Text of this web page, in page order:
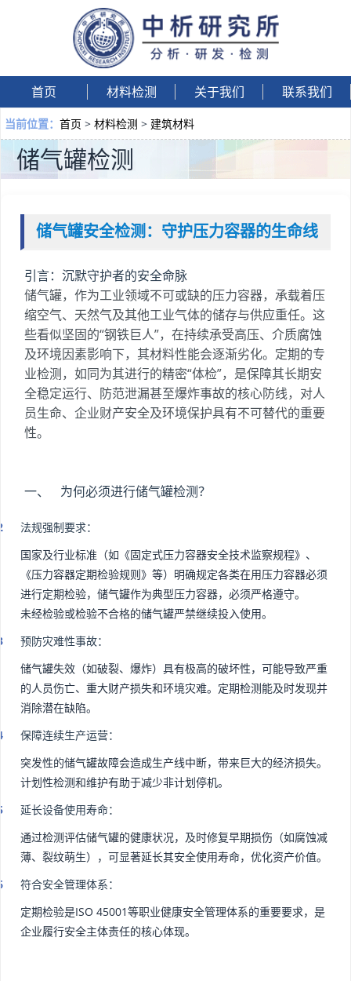
首页 材料检测 关于我们 联系我们
当前位置： 首页 > 材料检测 > 建筑材料
储气罐检测
储气罐安全检测：守护压力容器的生命线
引言：沉默守护者的安全命脉
储气罐，作为工业领域不可或缺的压力容器，承载着压
缩空气、天然气及其他工业气体的储存与供应重任。这
些看似坚固的“钢铁巨人”，在持续承受高压、介质腐蚀
及环境因素影响下，其材料性能会逐渐劣化。定期的专
业检测，如同为其进行的精密“体检”，是保障其长期安
全稳定运行、防范泄漏甚至爆炸事故的核心防线，对人
员生命、企业财产安全及环境保护具有不可替代的重要
性。
一、 为何必须进行储气罐检测？
法规强制要求：
国家及行业标准（如《固定式压力容器安全技术监察规程》、
《压力容器定期检验规则》等）明确规定各类在用压力容器必须
进行定期检验，储气罐作为典型压力容器，必须严格遵守。
未经检验或检验不合格的储气罐严禁继续投入使用。
预防灾难性事故：
储气罐失效（如破裂、爆炸）具有极高的破坏性，可能导致严重
的人员伤亡、重大财产损失和环境灾难。定期检测能及时发现并
消除潜在缺陷。
保障连续生产运营：
突发性的储气罐故障会造成生产线中断，带来巨大的经济损失。
计划性检测和维护有助于减少非计划停机。
延长设备使用寿命：
通过检测评估储气罐的健康状况，及时修复早期损伤（如腐蚀减
薄、裂纹萌生），可显著延长其安全使用寿命，优化资产价值。
符合安全管理体系：
定期检验是ISO 45001等职业健康安全管理体系的重要要求，是
企业履行安全主体责任的核心体现。